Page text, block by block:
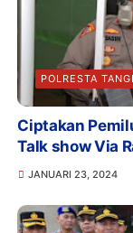
POLRESTA
Ciptakan
Talk show Via
JANUARI 23, 2024